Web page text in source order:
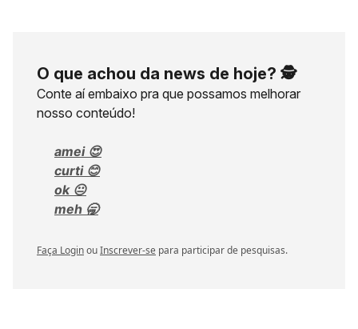
O que achou da news de hoje? 🕵️
Conte aí embaixo pra que possamos melhorar
nosso conteúdo!
amei 😍
curti 😊
ok 😐
meh 🥱
Faça LoginouInscrever-se para participar de pesquisas.